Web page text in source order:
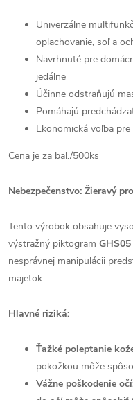
Univerzálne
oplachovanie, soľ a
Navrhnuté pre
jedálne
Účinne odstraňujú
Pomáhajú
Ekonomická voľba
Cena je za bal./500ks
Nebezpečenstvo: Žieravý
Tento výrobok obsahuje
výstražný piktogram
nesprávnej manipulácii
majetok.
Hlavné riziká:
Ťažké poleptanie
pokožkou môže
Vážne poškodenie